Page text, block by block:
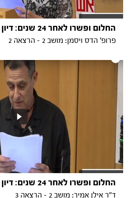
החלום ופשרו לאחר 24 שנים: דיון ראשון
פרופ' הדס ויסמן: מושב 2 - הרצאה 2
החלום ופשרו לאחר 24 שנים: דיון שני
ד"ר אילן אמיר: מושב 2 - הרצאה 3